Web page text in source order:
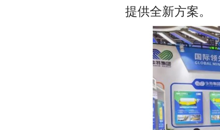
提供全新方案。